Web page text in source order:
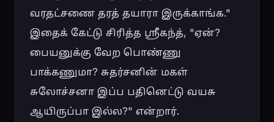
வரதட்சணை தரத் தயாரா இருக்காங்க."
இதைக் கேட்டு சிரித்த ஸ்ரீகந்த், "ஏன்?
பையனுக்கு வேற பொண்ணு
பாக்கணுமா? சுதர்சனின் மகள்
சுலோச்சனா இப்ப பதினெட்டு வயசு
ஆயிருப்பா இல்ல?" என்றார்.